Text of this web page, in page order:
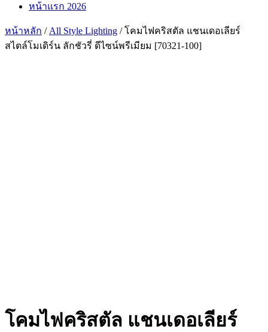
หน้าแรก 2026
หน้าหลัก / All Style Lighting / โคมไฟคริสตัล แชนเดอเลียร์
สไตล์โมเดิร์น ลักชัวรี่ ดีไซน์พรีเมียม [70321-100]
โคมไฟคริสตัล แชนเดอเลียร์